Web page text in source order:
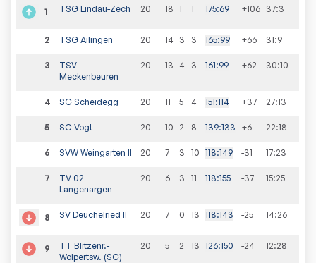
1 TSG Lindau-Zech 20 18 1 1 175:69 +106 37:3
2 TSG Ailingen 20 14 3 3 165:99 +66 31:9
3
TSV
Meckenbeuren
20 13 4 3 161:99 +62 30:10
4 SG Scheidegg 20 11 5 4 151:114 +37 27:13
5 SC Vogt 20 10 2 8 139:133 +6 22:18
6 SVW Weingarten II 20 7 3 10 118:149 -31 17:23
7
TV 02
Langenargen
20 6 3 11 118:155 -37 15:25
8 SV Deuchelried II 20 7 0 13 118:143 -25 14:26
9
TT Blitzenr.-
Wolpertsw. (SG)
20 5 2 13 126:150 -24 12:28